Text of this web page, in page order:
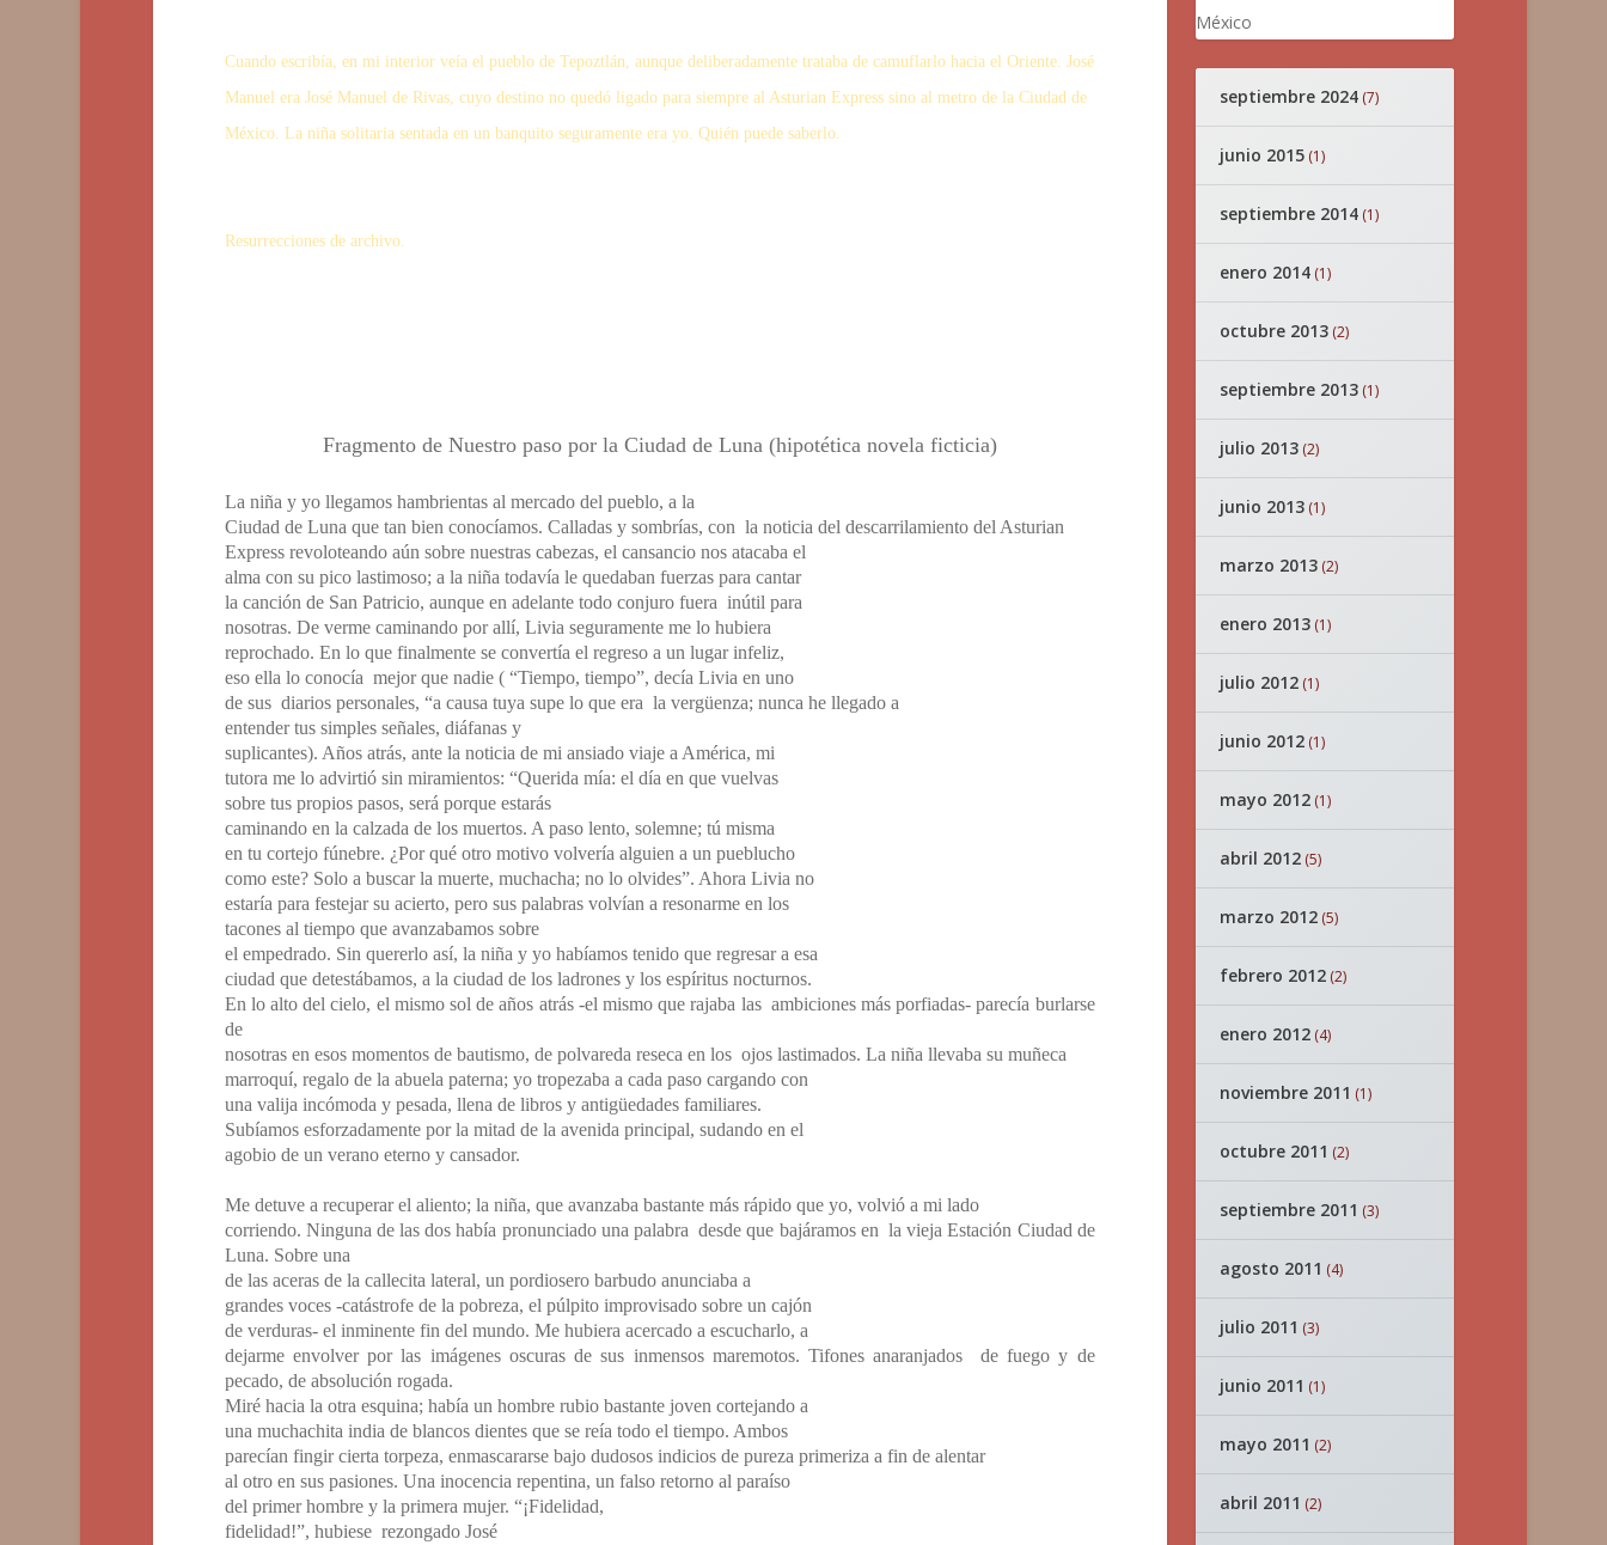
Cuando escribía, en mi interior veía el pueblo de Tepoztlán, aunque deliberadamente trataba de camuflarlo hacia el Oriente. José
Manuel era José Manuel de Rivas, cuyo destino no quedó ligado para siempre al Asturian Express sino al metro de la Ciudad de
México. La niña solitaria sentada en un banquito seguramente era yo. Quién puede saberlo.
Resurrecciones de archivo.
Fragmento de Nuestro paso por la Ciudad de Luna (hipotética novela ficticia)
La niña y yo llegamos hambrientas al mercado del pueblo, a la
Ciudad de Luna que tan bien conocíamos. Calladas y sombrías, con la noticia del descarrilamiento del Asturian
Express revoloteando aún sobre nuestras cabezas, el cansancio nos atacaba el
alma con su pico lastimoso; a la niña todavía le quedaban fuerzas para cantar
la canción de San Patricio, aunque en adelante todo conjuro fuera inútil para
nosotras. De verme caminando por allí, Livia seguramente me lo hubiera
reprochado. En lo que finalmente se convertía el regreso a un lugar infeliz,
eso ella lo conocía mejor que nadie ( “Tiempo, tiempo”, decía Livia en uno
de sus diarios personales, “a causa tuya supe lo que era la vergüenza; nunca he llegado a
entender tus simples señales, diáfanas y
suplicantes). Años atrás, ante la noticia de mi ansiado viaje a América, mi
tutora me lo advirtió sin miramientos: “Querida mía: el día en que vuelvas
sobre tus propios pasos, será porque estarás
caminando en la calzada de los muertos. A paso lento, solemne; tú misma
en tu cortejo fúnebre. ¿Por qué otro motivo volvería alguien a un pueblucho
como este? Solo a buscar la muerte, muchacha; no lo olvides”. Ahora Livia no
estaría para festejar su acierto, pero sus palabras volvían a resonarme en los
tacones al tiempo que avanzabamos sobre
el empedrado. Sin quererlo así, la niña y yo habíamos tenido que regresar a esa
ciudad que detestábamos, a la ciudad de los ladrones y los espíritus nocturnos.
En lo alto del cielo, el mismo sol de años atrás -el mismo que rajaba las ambiciones más porfiadas- parecía burlarse
de
nosotras en esos momentos de bautismo, de polvareda reseca en los ojos lastimados. La niña llevaba su muñeca
marroquí, regalo de la abuela paterna; yo tropezaba a cada paso cargando con
una valija incómoda y pesada, llena de libros y antigüedades familiares.
Subíamos esforzadamente por la mitad de la avenida principal, sudando en el
agobio de un verano eterno y cansador.
Me detuve a recuperar el aliento; la niña, que avanzaba bastante más rápido que yo, volvió a mi lado
corriendo. Ninguna de las dos había pronunciado una palabra desde que bajáramos en la vieja Estación Ciudad de
Luna. Sobre una
de las aceras de la callecita lateral, un pordiosero barbudo anunciaba a
grandes voces -catástrofe de la pobreza, el púlpito improvisado sobre un cajón
de verduras- el inminente fin del mundo. Me hubiera acercado a escucharlo, a
dejarme envolver por las imágenes oscuras de sus inmensos maremotos. Tifones anaranjados de fuego y de
pecado, de absolución rogada.
Miré hacia la otra esquina; había un hombre rubio bastante joven cortejando a
una muchachita india de blancos dientes que se reía todo el tiempo. Ambos
parecían fingir cierta torpeza, enmascararse bajo dudosos indicios de pureza primeriza a fin de alentar
al otro en sus pasiones. Una inocencia repentina, un falso retorno al paraíso
del primer hombre y la primera mujer. “¡Fidelidad,
fidelidad!”, hubiese rezongado José
México
septiembre 2024(7)
junio 2015(1)
septiembre 2014(1)
enero 2014(1)
octubre 2013(2)
septiembre 2013(1)
julio 2013(2)
junio 2013(1)
marzo 2013(2)
enero 2013(1)
julio 2012(1)
junio 2012(1)
mayo 2012(1)
abril 2012(5)
marzo 2012(5)
febrero 2012(2)
enero 2012(4)
noviembre 2011 (1)
octubre 2011 (2)
septiembre 2011 (3)
agosto 2011 (4)
julio 2011 (3)
junio 2011 (1)
mayo 2011 (2)
abril 2011 (2)